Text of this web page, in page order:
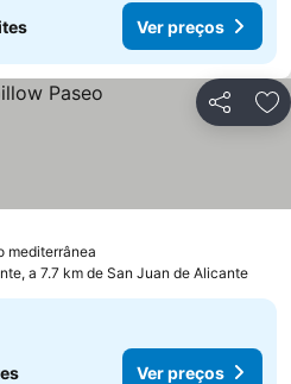
Ver preços
Partilhar
mediterrânea
a 7.7 km de San Juan de Alicante
Ver preços